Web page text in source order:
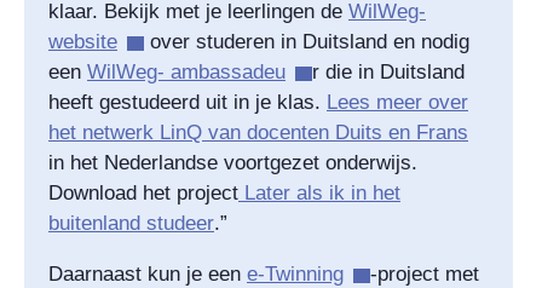
klaar. Bekijk met je leerlingen de WilWeg-
website
over studeren in Duitsland en nodig
een WilWeg- ambassadeu
r die in Duitsland
heeft gestudeerd uit in je klas. Lees meer over
het netwerk LinQ van docenten Duits en Frans
in het Nederlandse voortgezet onderwijs.
Download het project Later als ik in het
buitenland studeer.”
Daarnaast kun je een e-Twinning
-project met